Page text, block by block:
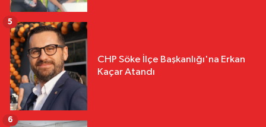
CHP Söke İlçe Başkanlığı'na Erkan
Kaçar Atandı
5
6